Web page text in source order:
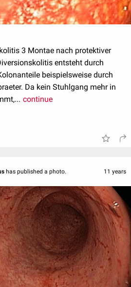
3 Montae nach protektiver
entsteht durch
beispielsweise durch
Da kein Stuhlgang mehr in
continue
has published a photo. 11 years